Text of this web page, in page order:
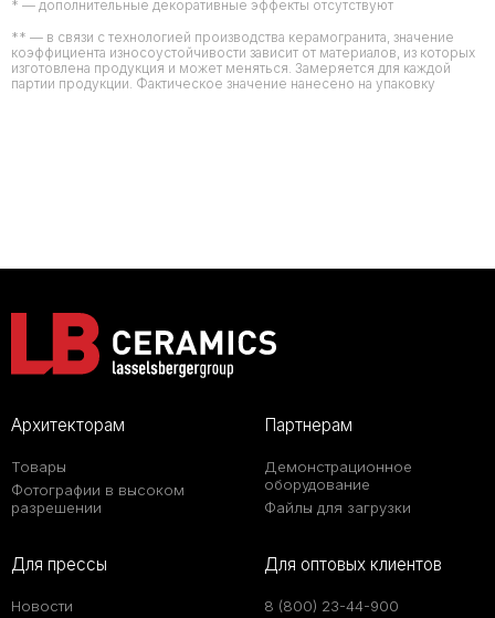
* — дополнительные декоративные эффекты отсутствуют
** — в связи с технологией производства керамогранита, значение
коэффициента износоустойчивости зависит от материалов, из которых
изготовлена продукция и может меняться. Замеряется для каждой
партии продукции. Фактическое значение нанесено на упаковку
Архитекторам
Товары
Фотографии в высоком
разрешении
Партнерам
Демонстрационное
оборудование
Файлы для загрузки
Для прессы
Новости
Для оптовых клиентов
8 (800) 23-44-900